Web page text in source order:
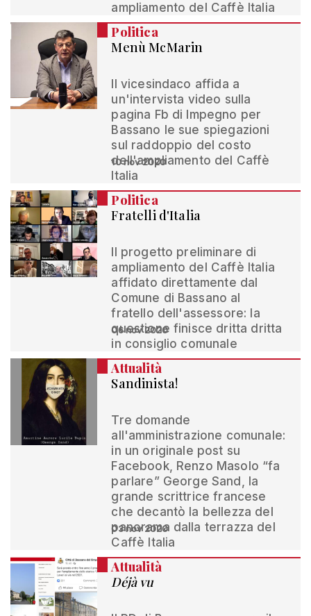
ampliamento del Caffè Italia
Politica
Menù McMarin
Il vicesindaco affida a
un'intervista video sulla
pagina Fb di Impegno per
Bassano le sue spiegazioni
sul raddoppio del costo
dell'ampliamento del Caffè
Italia
10 nov 2020
Politica
Fratelli d'Italia
Il progetto preliminare di
ampliamento del Caffè Italia
affidato direttamente dal
Comune di Bassano al
fratello dell'assessore: la
questione finisce dritta dritta
in consiglio comunale
06 nov 2020
Attualità
Sandinista!
Tre domande
all'amministrazione comunale:
in un originale post su
Facebook, Renzo Masolo “fa
parlare” George Sand, la
grande scrittrice francese
che decantò la bellezza del
panorama dalla terrazza del
Caffè Italia
03 nov 2020
Attualità
Déjà vu